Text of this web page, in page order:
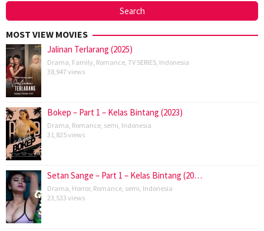
MOST VIEW MOVIES
Jalinan Terlarang (2025)
Drama Family Romance TV SERIES Indonesia
38,947 views
Bokep – Part 1 – Kelas Bintang (2023)
Drama Romance semi Indonesia
31,825 views
Setan Sange – Part 1 – Kelas Bintang (20…
Drama Horror, Romance semi Indonesia
23,533 views